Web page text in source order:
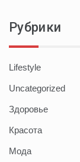
Рубрики
Lifestyle
Uncategorized
Здоровье
Красота
Мода